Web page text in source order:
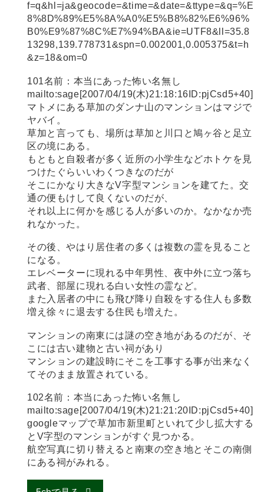
f=q&hl=ja&geocode=&time=&date=&ttype=&q=%E
8%8D%89%E5%8A%A0%E5%B8%82%E6%96%
B0%E9%87%8C%E7%94%BA&ie=UTF8&ll=35.8
13298,139.778731&spn=0.002001,0.005375&t=h
&z=18&om=0
101名前：本当にあった怖い名無し
mailto:sage[2007/04/19(木)21:18:16ID:pjCsd5+40]
マトメにある草加のダンナ山のマンションはマジで
ヤバイ。
草加と言っても、場所は草加と川口と鳩ヶ谷と足立
区の境にある。
もともと自殺者が多く近所の小学生などホトケを見
つけたぐらいいわくつきなのだが
そこにかなり大きなV字型マンションを建てた。交
通の便もけして良くないのだが、
それ以上に何かを感じる人が多いのか。なかなか売
れなかった。
その後、やはり居住者の多くは複数の霊を見ること
になる。
エレベーターに現れる中年男性、夜中外に立つ落ち
武者、部屋に現れる白い女性の霊など。
また入居者の中にも飛び降り自殺をする住人も多数
増え徐々に退去する住民も増えた。
マンションの南東には謎の空き地があるのだが、そ
こには古い建物と古い祠があり
マンションの建設時にそこを工事する事が出来なく
てそのまま放置されている。
102名前：本当にあった怖い名無し
mailto:sage[2007/04/19(木)21:21:20ID:pjCsd5+40]
googleマップで草加市新里町といれて少し拡大する
とV字型のマンションがすぐ見つかる。
航空写真に切り替えると南東の空き地とそこの南側
にある祠がみれる。